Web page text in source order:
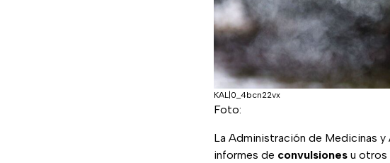
KAL|0_4bcn22vx
Foto:
La Administración de Medicinas
informes de convulsiones u otros